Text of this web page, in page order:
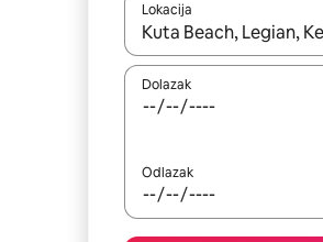
Lokacija
Kada budu dostupni
Dolazak
Odlazak